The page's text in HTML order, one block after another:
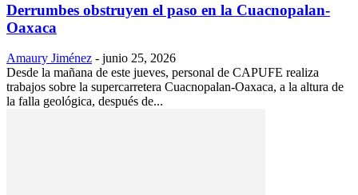
Derrumbes obstruyen el paso en la Cuacnopalan-
Oaxaca
Amaury Jiménez - junio 25, 2026
Desde la mañana de este jueves, personal de CAPUFE realiza
trabajos sobre la supercarretera Cuacnopalan-Oaxaca, a la altura de
la falla geológica, después de...